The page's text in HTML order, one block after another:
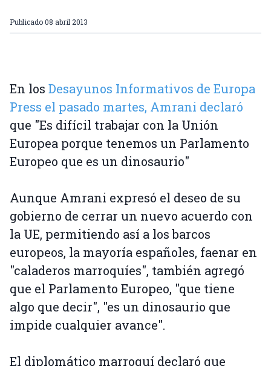
Publicado08 abril 2013
En los Desayunos Informativos de Europa
Press el pasado martes, Amrani declaró
que "Es difícil trabajar con la Unión
Europea porque tenemos un Parlamento
Europeo que es un dinosaurio"
Aunque Amrani expresó el deseo de su
gobierno de cerrar un nuevo acuerdo con
la UE, permitiendo así a los barcos
europeos, la mayoría españoles, faenar en
"caladeros marroquíes", también agregó
que el Parlamento Europeo, "que tiene
algo que decir", "es un dinosaurio que
impide cualquier avance".
El diplomático marroquí declaró que